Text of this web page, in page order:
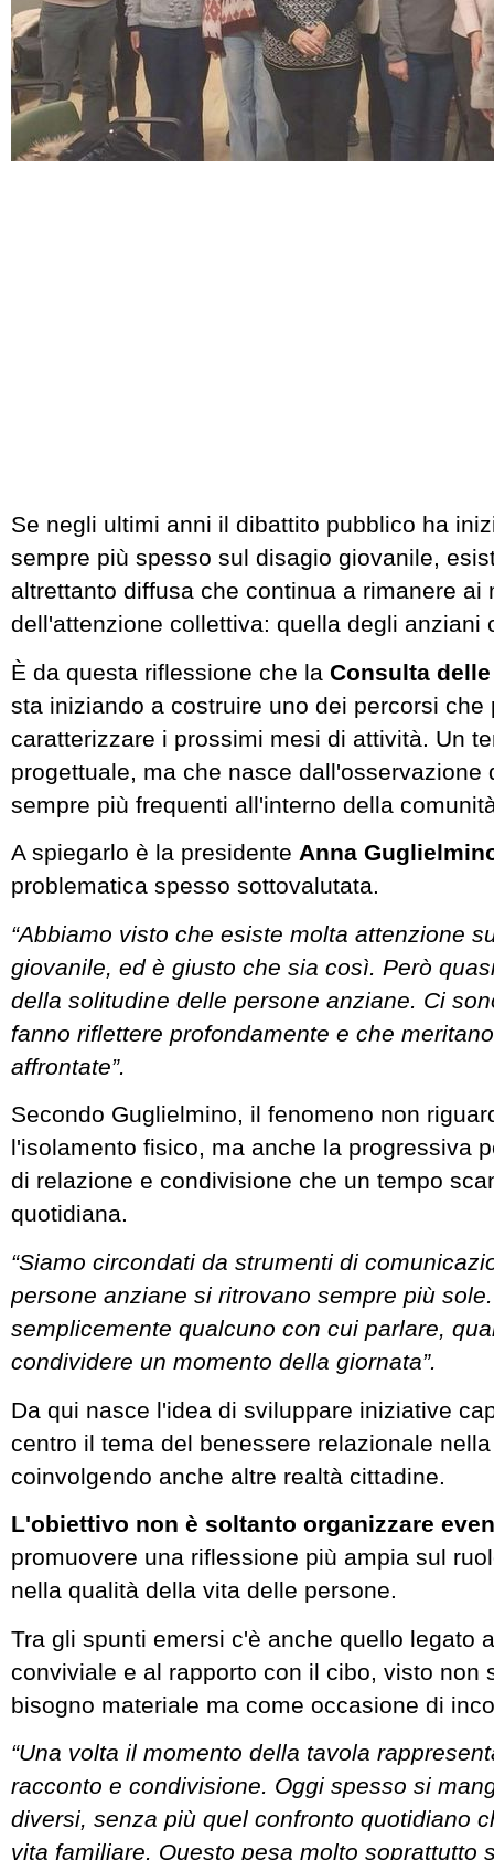
Se negli ultimi anni il dibattito pubblico ha
sempre più spesso sul disagio giovanile,
altrettanto diffusa che continua a rimanere ai
dell'attenzione collettiva: quella degli anziani
È da questa riflessione che la Consulta
sta iniziando a costruire uno dei percorsi che
caratterizzare i prossimi mesi di attività. Un
progettuale, ma che nasce dall'osservazione
sempre più frequenti all'interno della
A spiegarlo è la presidente Anna
problematica spesso sottovalutata.
“Abbiamo visto che esiste molta attenzione
giovanile, ed è giusto che sia così. Però
della solitudine delle persone anziane. Ci
fanno riflettere profondamente e che
affrontate”.
Secondo Guglielmino, il fenomeno non
l'isolamento fisico, ma anche la progressiva
di relazione e condivisione che un tempo
quotidiana.
“Siamo circondati da strumenti di
persone anziane si ritrovano sempre più
semplicemente qualcuno con cui parlare,
condividere un momento della giornata”.
Da qui nasce l'idea di sviluppare iniziative
centro il tema del benessere relazionale
coinvolgendo anche altre realtà cittadine.
L'obiettivo non è soltanto organizzare
promuovere una riflessione più ampia sul
nella qualità della vita delle persone.
Tra gli spunti emersi c'è anche quello legato
conviviale e al rapporto con il cibo, visto non
bisogno materiale ma come occasione di
“Una volta il momento della tavola
racconto e condivisione. Oggi spesso si
diversi, senza più quel confronto quotidiano
vita familiare. Questo pesa molto soprattutto